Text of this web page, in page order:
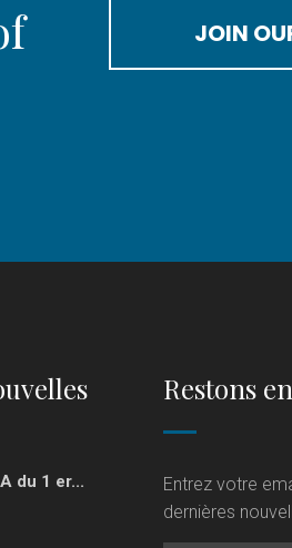
JOIN
du 1 er...
Restons
Entrez votre
dernières